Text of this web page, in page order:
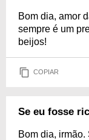
Bom dia, amor
sempre é um
beijos!
COPIAR
Se eu fosse
Bom dia,